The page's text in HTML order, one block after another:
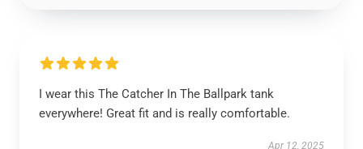
I wear this The Catcher In The Ballpark tank
everywhere! Great fit and is really comfortable.
Apr 12, 2025